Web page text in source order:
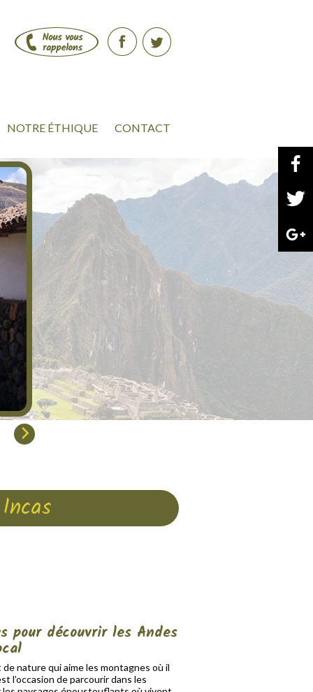
NOTRE ÉTHIQUE CONTACT
pour découvrir les Andes
nature qui aime les montagnes où il
l’occasion de parcourir dans les